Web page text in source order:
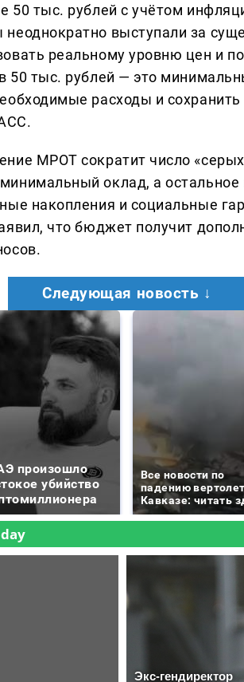
тыс. рублей с учётом
выступали за
реальному уровню цен и
тыс. рублей — это
расходы и
МРОТ сократит число
оклад, а остальное
накопления и социальные
что бюджет получит
Следующая новость ↓
произошло
убийство
Все новости по
падению
Кавказе: читать